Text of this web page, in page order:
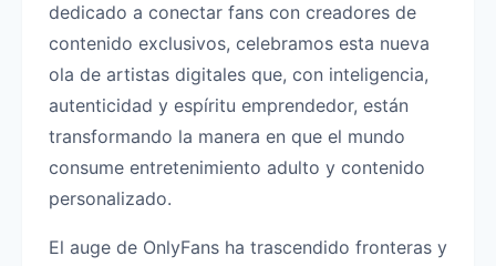
dedicado a conectar fans con creadores de
contenido exclusivos, celebramos esta nueva
ola de artistas digitales que, con inteligencia,
autenticidad y espíritu emprendedor, están
transformando la manera en que el mundo
consume entretenimiento adulto y contenido
personalizado.
El auge de OnlyFans ha trascendido fronteras y